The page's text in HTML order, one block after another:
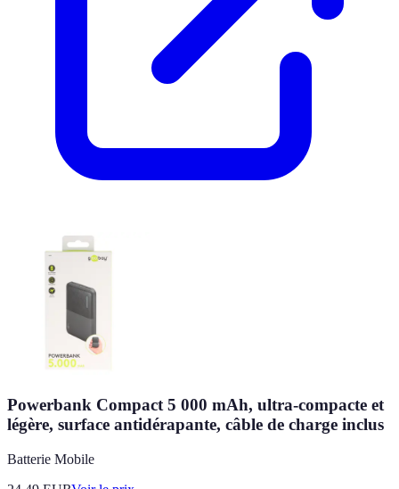
Powerbank Compact 5 000 mAh, ultra-compacte et
légère, surface antidérapante, câble de charge inclus
Batterie Mobile